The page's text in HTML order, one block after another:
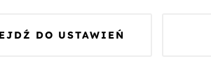
DO USTAWIEŃ